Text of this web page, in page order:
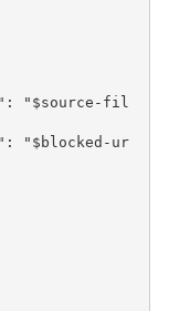
:
"$source-fil
:
"$blocked-ur